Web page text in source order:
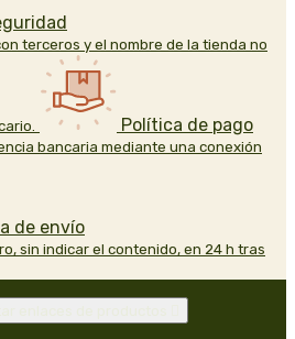
terceros y el nombre de la tienda no
Política de pago
bancaria mediante una conexión
de envío
sin indicar el contenido, en 24 h tras